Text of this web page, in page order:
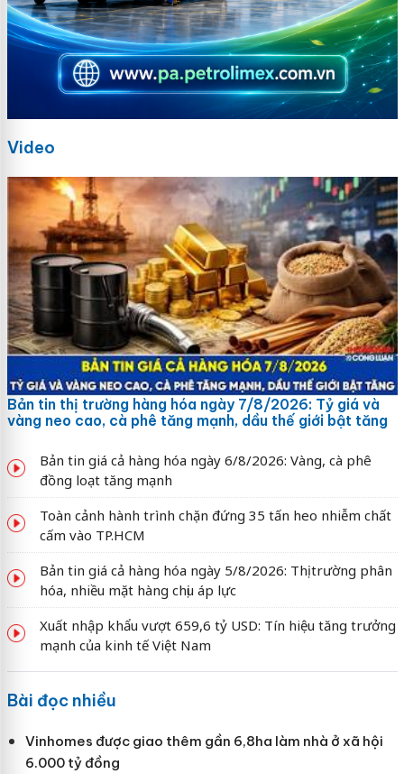
Video
Bản tin thị trường hàng hóa ngày 7/8/2026: Tỷ giá và
vàng neo cao, cà phê tăng mạnh, dầu thế giới bật tăng
Bản tin giá cả hàng hóa ngày 6/8/2026: Vàng, cà phê
đồng loạt tăng mạnh
Toàn cảnh hành trình chặn đứng 35 tấn heo nhiễm chất
cấm vào TP.HCM
Bản tin giá cả hàng hóa ngày 5/8/2026: Thị trường phân
hóa, nhiều mặt hàng chịu áp lực
Xuất nhập khẩu vượt 659,6 tỷ USD: Tín hiệu tăng trưởng
mạnh của kinh tế Việt Nam
Bài đọc nhiều
Vinhomes được giao thêm gần 6,8ha làm nhà ở xã hội
6.000 tỷ đồng